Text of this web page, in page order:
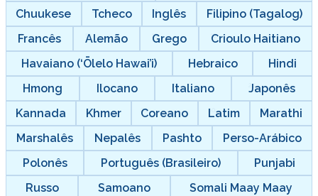
Chuukese
Tcheco Inglês
Filipino (Tagalog)
Francês
Alemão Grego
Crioulo Haitiano
Havaiano (‘Ōlelo Hawai’i)
Hebraico
Hindi
Hmong
Ilocano Italiano
Japonês
Kannada
Khmer Coreano Latim
Marathi
Marshalês
Nepalês Pashto
Perso-Arábico
Polonês
Português (Brasileiro)
Punjabi
Russo
Samoano
Somali Maay Maay